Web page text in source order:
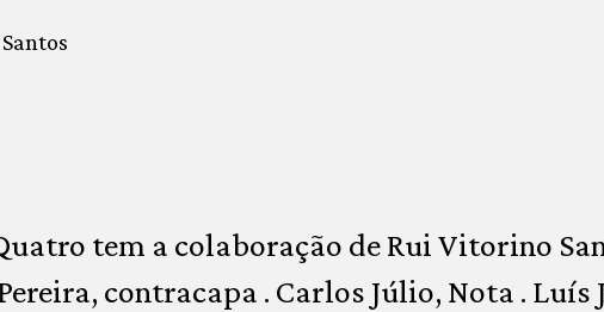
tem a colaboração de Rui Vitorino
contracapa . Carlos Júlio, Nota . Luís